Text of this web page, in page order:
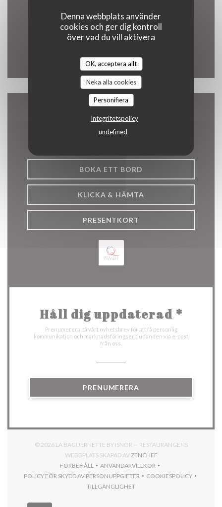
Denna webbplats använder
cookies och ger dig kontroll
över vad du vill aktivera
OK, acceptera allt
Neka alla cookies
Personifiera
Integritetspolicy
undefined
3 Rue du Marais 62500 Clairmarais
03 21 39 33 92
Facebook ((öppnas i ett nytt
Instagram ((öppnas i ett
Kontakta oss
BOKA ETT BORD
KLICKA & HÄMTA
PRESENTKORT
Håll dig uppdaterad *
Prenumerera på vårt nyhetsbrev för att få personlig
kommunikation och marknadsföringserbjudanden via e-post
från oss.
PRENUMERERA
© 2026 LA BAGUERNETTE BY ISNOR — RESTAURANGENS
WEBBPLATS SKAPAD AV ZENCHEF((ÖPPNAS I ETT NYTT
FÖRBEHÅLL
((ÖPPNAS I ETT NYTT FÖNSTER))
ANVÄNDARVILLKOR
((ÖPPNAS I ETT NYTT FÖNSTER))
POLICY FÖR SKYDD AV PERSONUPPGIFTER
((ÖPPNAS I ETT NYTT FÖNSTER))
COOKIESPOLICY
((ÖPPNAS I ETT
TILLGÄNGLIGHET
((ÖPPNAS I ETT NYTT FÖNSTER))